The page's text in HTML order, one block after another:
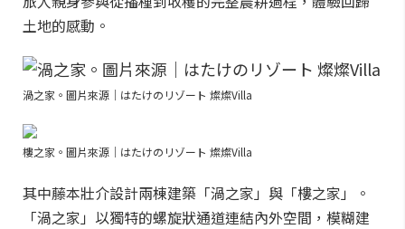
土地的感動。
渦之家。圖片來源｜はたけのリゾート 燦燦Villa
樓之家。圖片來源｜はたけのリゾート 燦燦Villa
其中藤本壯介設計兩棟建築「渦之家」與「樓之家」。
「渦之家」以獨特的螺旋狀通道連結內外空間，模糊建